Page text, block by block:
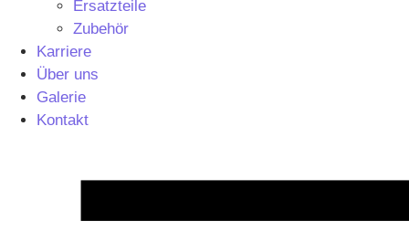
Ersatzteile
Zubehör
Karriere
Über uns
Galerie
Kontakt